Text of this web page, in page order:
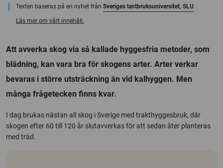
Texten baseras på en nyhet från Sveriges lantbruksuniversitet, SLU
Läs mer om vårt innehåll.
Att avverka skog via så kallade hyggesfria metoder, som
blädning, kan vara bra för skogens arter. Arter verkar
bevaras i större utsträckning än vid kalhyggen. Men
många frågetecken finns kvar.
I dag brukas nästan all skog i Sverige med trakthyggesbruk, där
skogen efter 60 till 120 år slutavverkas för att sedan åter planteras
med träd.